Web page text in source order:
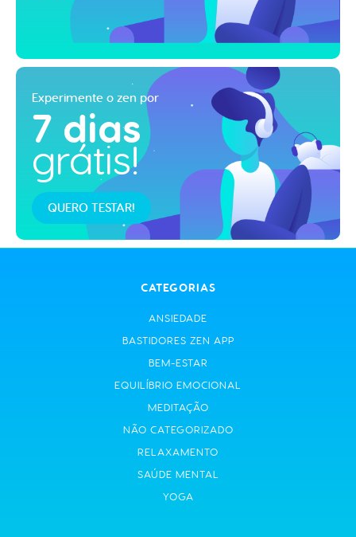
Experimente o zen por
7 dias
grátis!
QUERO TESTAR!
CATEGORIAS
ANSIEDADE
BASTIDORES ZEN APP
BEM-ESTAR
EQUILÍBRIO EMOCIONAL
MEDITAÇÃO
NÃO CATEGORIZADO
RELAXAMENTO
SAÚDE MENTAL
YOGA